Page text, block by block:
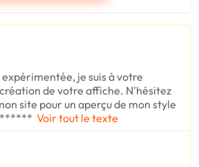
je suis à votre
de votre affiche. N'hésitez
site pour un aperçu de mon style
****** Voir tout le texte